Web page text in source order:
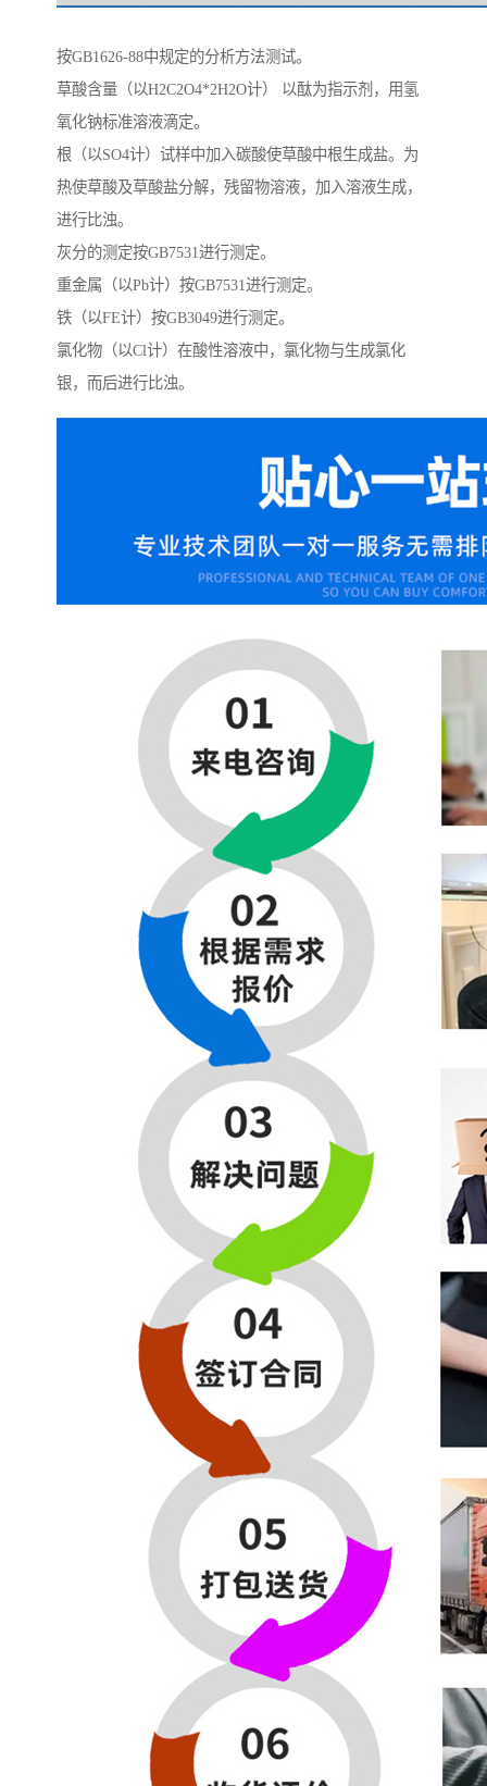
按GB1626-88中规定的分析方法测试。
草酸含量（以H2C2O4*2H2O计） 以酞为指示剂，用氢
氧化钠标准溶液滴定。
根（以SO4计）试样中加入碳酸使草酸中根生成盐。为
热使草酸及草酸盐分解，残留物溶液，加入溶液生成，
进行比浊。
灰分的测定按GB7531进行测定。
重金属（以Pb计）按GB7531进行测定。
铁（以FE计）按GB3049进行测定。
氯化物（以Cl计）在酸性溶液中，氯化物与生成氯化
银，而后进行比浊。